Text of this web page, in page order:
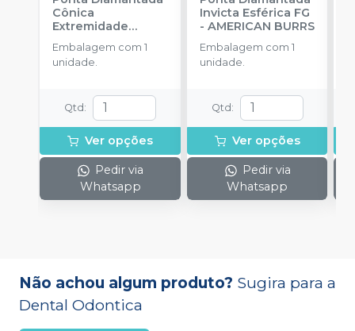
Cônica
Extremidade
Arredondada FG
KG SORENSEN
Embalagem com 1
unidade.
Qtd :
Ver opções
Pedir via
Whatsapp
Invicta Esférica FG
- AMERICAN BURRS
Embalagem com 1
unidade.
Qtd :
Ver opções
Pedir via
Whatsapp
Não achou algum produto? Sugira para a
Dental Odontica